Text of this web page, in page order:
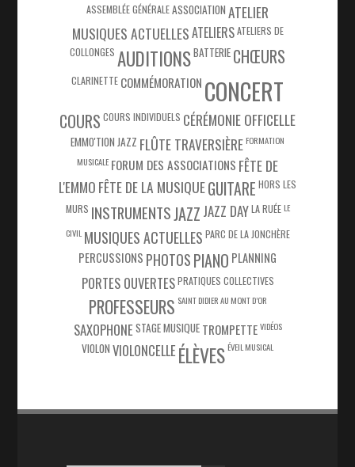
ASSEMBLÉE GÉNÉRALEASSOCIATION ATELIER
MUSIQUES ACTUELLESATELIERSATELIERS DE
COLLONGES AUDITIONSBATTERIE CHŒURS
CLARINETTE COMMÉMORATION CONCERT
COURS COURS INDIVIDUELS CÉRÉMONIE OFFICELLE
EMMO'TION JAZZ FLÛTE TRAVERSIÈRE FORMATION
MUSICALE FORUM DES ASSOCIATIONS FÊTE DE
L'EMMOFÊTE DE LA MUSIQUEGUITARE HORS LES
MURS INSTRUMENTSJAZZ JAZZ DAYLA RUÉE LE
CIVIL MUSIQUES ACTUELLES PARC DE LA JONCHÈRE
PERCUSSIONS PHOTOSPIANO PLANNING
PORTES OUVERTESPRATIQUES COLLECTIVES
PROFESSEURS SAINT DIDIER AU MONT D’OR
SAXOPHONE STAGE MUSIQUE TROMPETTE VIDÉOS
VIOLON VIOLONCELLE ÉLÈVES ÉVEIL MUSICAL